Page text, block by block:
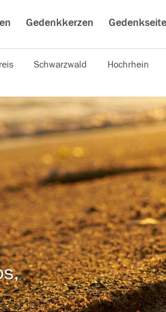
Gedenkkerzen
Schwarzwald Hochrhein